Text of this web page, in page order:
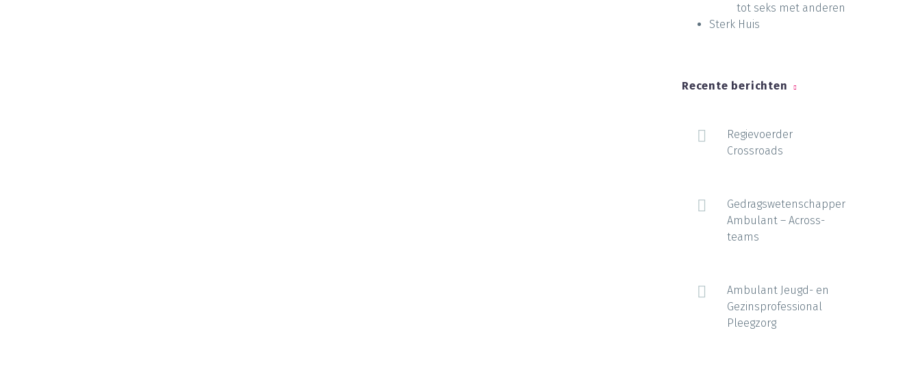
tot seks met anderen
Sterk Huis
Recente berichten
Regievoerder
Crossroads
Gedragswetenschapper
Ambulant – Across-
teams
Ambulant Jeugd- en
Gezinsprofessional
Pleegzorg